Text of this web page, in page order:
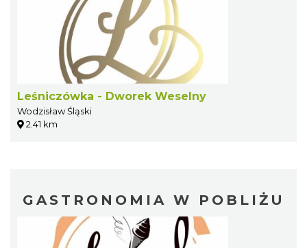
Leśniczówka - Dworek Weselny
Wodzisław Śląski
2.41 km
GASTRONOMIA W POBLIŻU